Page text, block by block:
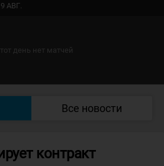
9 АВГ.
день нет матчей
Все новости
контракт